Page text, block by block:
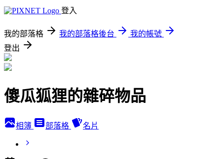
登入
我的部落格 我的部落格後台
我的帳號
登出
傻瓜狐狸的雜碎物品
相簿 部落格 名片